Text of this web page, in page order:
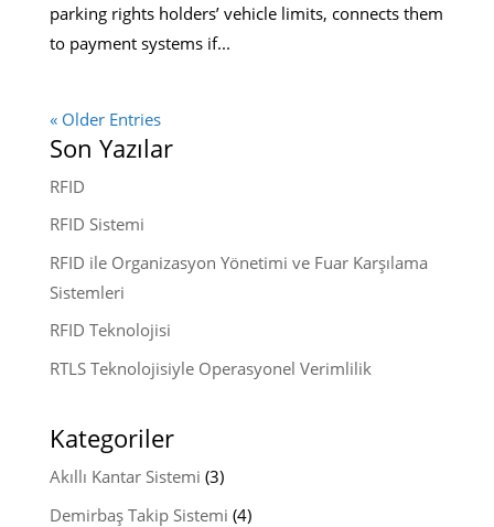
parking rights holders’ vehicle limits, connects them
to payment systems if...
« Older Entries
Son Yazılar
RFID
RFID Sistemi
RFID ile Organizasyon Yönetimi ve Fuar Karşılama
Sistemleri
RFID Teknolojisi
RTLS Teknolojisiyle Operasyonel Verimlilik
Kategoriler
Akıllı Kantar Sistemi (3)
Demirbaş Takip Sistemi (4)